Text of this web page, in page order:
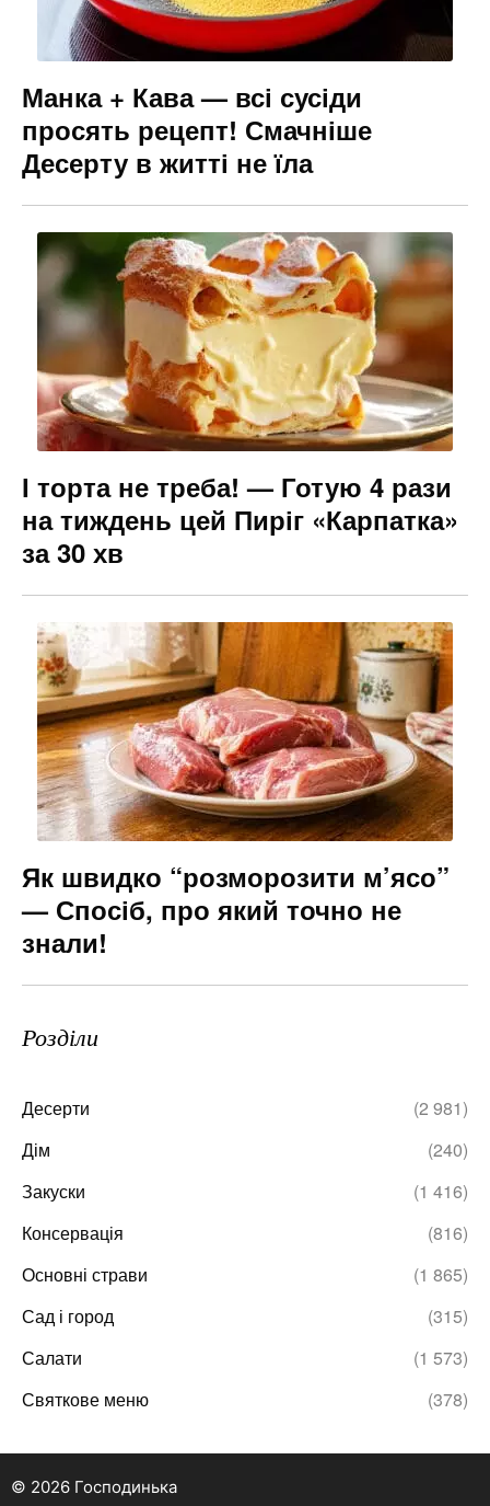
Манка + Кава — всі сусіди
просять рецепт! Смачніше
Десерту в житті не їла
І торта не треба! — Готую 4 рази
на тиждень цей Пиріг «Карпатка»
за 30 хв
Як швидко “розморозити м’ясо”
— Спосіб, про який точно не
знали!
Розділи
Десерти
(2 981)
Дім
(240)
Закуски
(1 416)
Консервація
(816)
Основні страви
(1 865)
Сад і город
(315)
Салати
(1 573)
Святкове меню
(378)
© 2026 Господинька